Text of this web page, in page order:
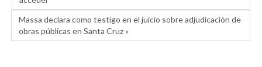
Massa declara como testigo en el juicio sobre adjudicación de
obras públicas en Santa Cruz »